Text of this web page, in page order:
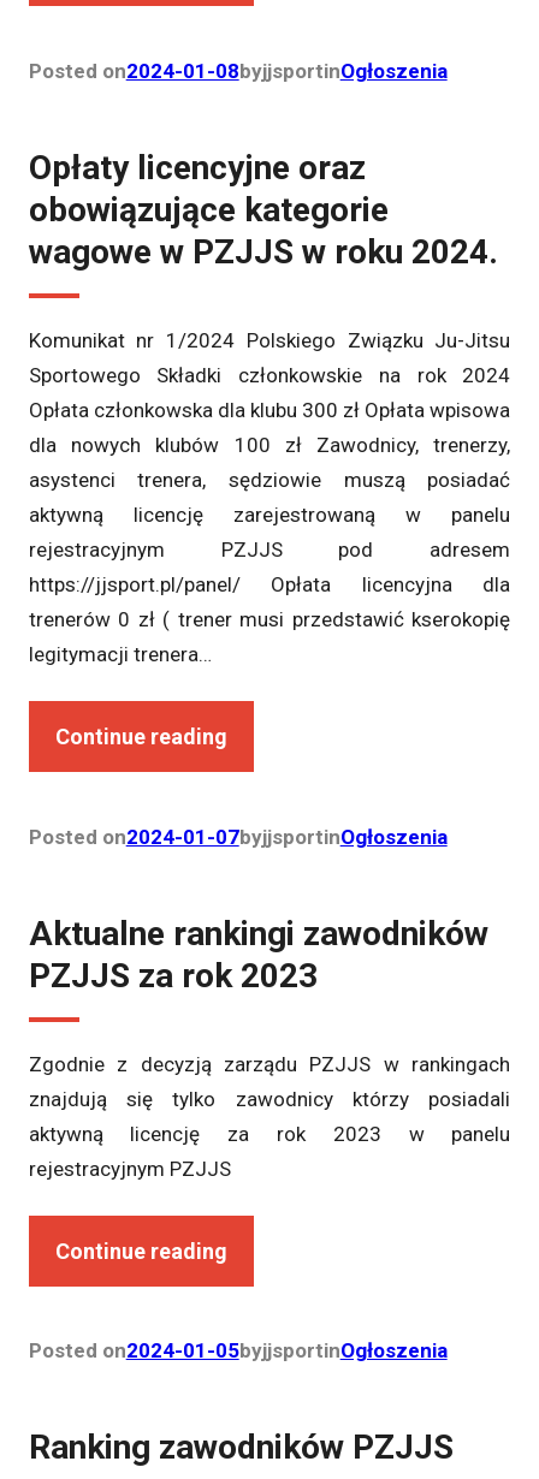
Posted on2024-01-08byjjsportinOgłoszenia
Opłaty licencyjne oraz
obowiązujące kategorie
wagowe w PZJJS w roku 2024.
Komunikat nr 1/2024 Polskiego Związku Ju-Jitsu
Sportowego Składki członkowskie na rok 2024
Opłata członkowska dla klubu 300 zł Opłata wpisowa
dla nowych klubów 100 zł Zawodnicy, trenerzy,
asystenci trenera, sędziowie muszą posiadać
aktywną licencję zarejestrowaną w panelu
rejestracyjnym PZJJS pod adresem
https://jjsport.pl/panel/ Opłata licencyjna dla
trenerów 0 zł ( trener musi przedstawić kserokopię
legitymacji trenera…
Continue reading
Posted on2024-01-07byjjsportinOgłoszenia
Aktualne rankingi zawodników
PZJJS za rok 2023
Zgodnie z decyzją zarządu PZJJS w rankingach
znajdują się tylko zawodnicy którzy posiadali
aktywną licencję za rok 2023 w panelu
rejestracyjnym PZJJS
Continue reading
Posted on2024-01-05byjjsportinOgłoszenia
Ranking zawodników PZJJS